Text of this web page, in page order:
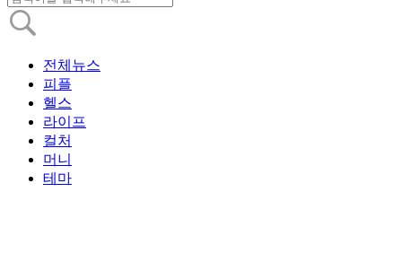
전체뉴스
피플
헬스
라이프
컬처
머니
테마